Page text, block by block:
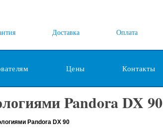
Доставка Оплата
Цены Контакты
Pandora DX 90
Pandora DX 90